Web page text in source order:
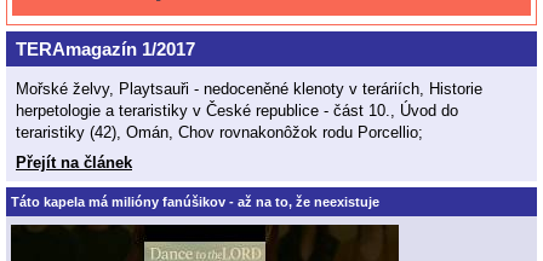
TERAmagazín 1/2017
Mořské želvy, Playtsauři - nedoceněné klenoty v teráriích, Historie
herpetologie a teraristiky v České republice - část 10., Úvod do
teraristiky (42), Omán, Chov rovnakonôžok rodu Porcellio;
Přejít na článek
Táto kapela má milióny fanúšikov - až na to, že neexistuje